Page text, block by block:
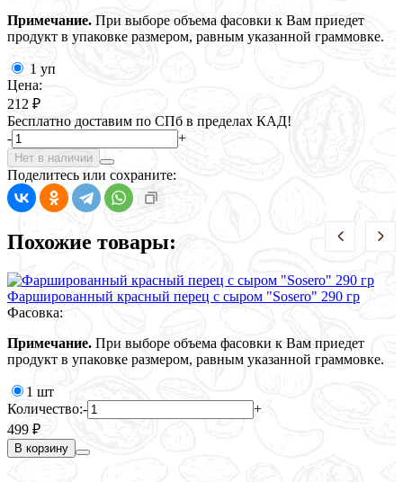
Примечание. При выборе объема фасовки к Вам приедет
продукт в упаковке размером, равным указанной граммовке.
1 уп
Цена:
212 ₽
Бесплатно доставим по СПб в пределах КАД!
-
+
Нет в наличии
Поделитесь или сохраните:
Похожие товары:
Фаршированный красный перец с сыром "Sosero" 290 гр
Фасовка:
Примечание. При выборе объема фасовки к Вам приедет
продукт в упаковке размером, равным указанной граммовке.
1 шт
Количество:-
+
499 ₽
В корзину